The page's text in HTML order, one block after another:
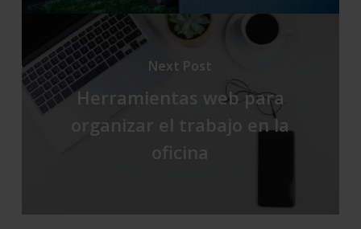
Next Post
Herramientas web para
organizar el trabajo en la
oficina